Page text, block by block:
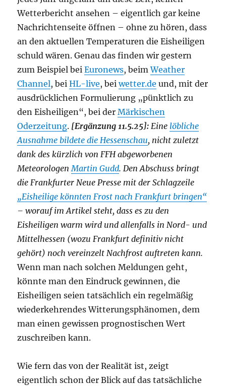
Wetterbericht ansehen – eigentlich gar keine
Nachrichtenseite öffnen – ohne zu hören, dass
an den aktuellen Temperaturen die Eisheiligen
schuld wären. Genau das finden wir gestern
zum Beispiel beiEuronews, beimWeather
Channel, beiHL-live, beiwetter.de und, mit der
ausdrücklichen Formulierung „pünktlich zu
den Eisheiligen“, bei derMärkischen
Oderzeitung. [Ergänzung 11.5.25]: Eine löbliche
Ausnahme bildete die Hessenschau, nicht zuletzt
dank des kürzlich von FFH abgeworbenen
MeteorologenMartin Gudd. Den Abschuss bringt
die Frankfurter Neue Presse mit der Schlagzeile
„Eisheilige könnten Frost nach Frankfurt bringen“
– worauf im Artikel steht, dass es zu den
Eisheiligen warm wird und allenfalls in Nord- und
Mittelhessen (wozu Frankfurt definitiv nicht
gehört) noch vereinzelt Nachfrost auftreten kann.
Wenn man nach solchen Meldungen geht,
könnte man den Eindruck gewinnen, die
Eisheiligen seien tatsächlich ein regelmäßig
wiederkehrendes Witterungsphänomen, dem
man einen gewissen prognostischen Wert
zuschreiben kann.
Wie fern das von der Realität ist, zeigt
eigentlich schon der Blick auf das tatsächliche